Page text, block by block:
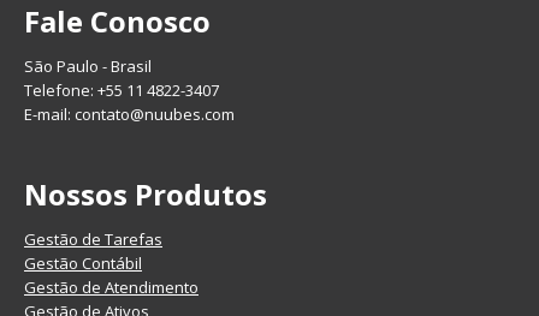
Fale Conosco
São Paulo - Brasil
Telefone: +55 11 4822-3407
E-mail: contato@nuubes.com
Nossos Produtos
Gestão de Tarefas
Gestão Contábil
Gestão de Atendimento
Gestão de Ativos